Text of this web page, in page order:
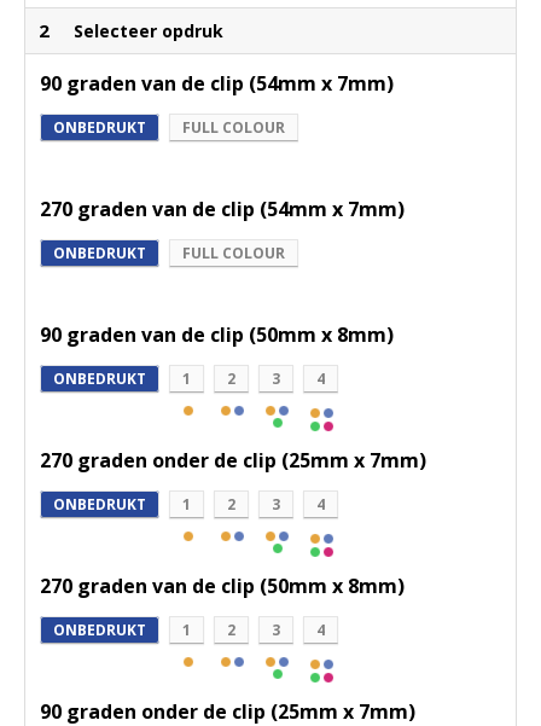
2 Selecteer opdruk
90 graden van de clip (54mm x 7mm)
ONBEDRUKT FULL COLOUR
270 graden van de clip (54mm x 7mm)
ONBEDRUKT FULL COLOUR
90 graden van de clip (50mm x 8mm)
ONBEDRUKT 1 2 3 4
270 graden onder de clip (25mm x 7mm)
ONBEDRUKT 1 2 3 4
270 graden van de clip (50mm x 8mm)
ONBEDRUKT 1 2 3 4
90 graden onder de clip (25mm x 7mm)